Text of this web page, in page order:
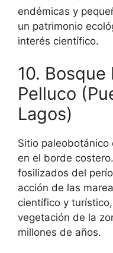
endémicas y
un patrimonio
interés científico.
10. Bosque
Pelluco
Lagos)
Sitio
en el borde
fosilizados del
acción de las
científico y
vegetación de la
millones de años.
Descubre todo